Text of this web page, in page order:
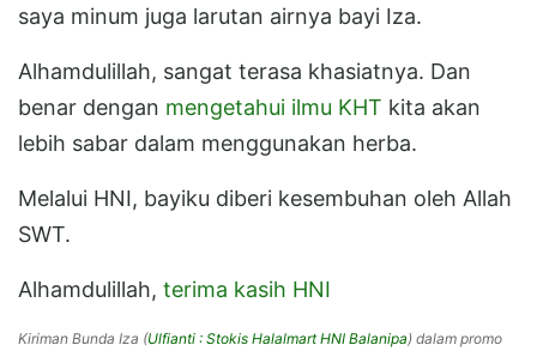
saya minum juga larutan airnya bayi Iza.
Alhamdulillah, sangat terasa khasiatnya. Dan
benar dengan mengetahui ilmu KHT kita akan
lebih sabar dalam menggunakan herba.
Melalui HNI, bayiku diberi kesembuhan oleh Allah
SWT.
Alhamdulillah, terima kasih HNI
Kiriman Bunda Iza (Ulfianti : Stokis Halalmart HNI Balanipa) dalam promo